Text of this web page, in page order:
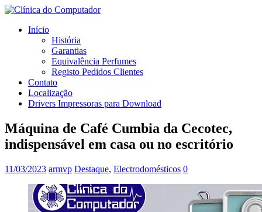
Início
História
Garantias
Equivalência Perfumes
Registo Pedidos Clientes
Contato
Localização
Drivers Impressoras para Download
Máquina de Café Cumbia da Cecotec,
indispensável em casa ou no escritório
11/03/2023 armvp Destaque, Electrodomésticos 0